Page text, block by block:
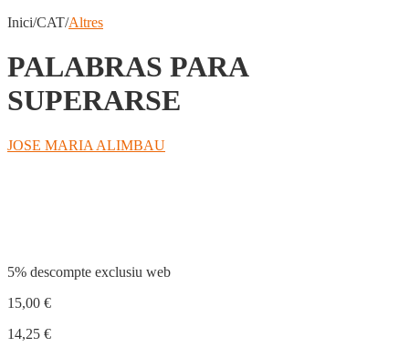
Inici/CAT/Altres
PALABRAS PARA
SUPERARSE
JOSE MARIA ALIMBAU
5% descompte exclusiu web
15,00 €
14,25 €